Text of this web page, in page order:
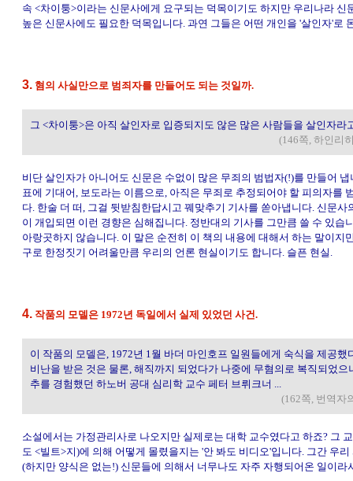
속 <차이퉁>이라는 신문사에게 요구되는 덕목이기도 하지만 우리나라 신
높은 신문사에도 필요한 덕목입니다. 과연 그들은 어떤 개인을 '살인자'로
3. 혐의 사실만으로 범죄자를 만들어도 되는 것일까.
그 <차이퉁>은 아직 살인자로 입증되지도 않은 많은 사람들을 살인자라
(146쪽, 하인리
비단 살인자가 아니어도 신문은 수없이 많은 무죄의 범법자(!)를 만들어
표에 기대어, 보도라는 이름으로, 아직은 무죄로 추정되어야 할 피의자를
다. 한술 더 떠, 그걸 뒷받침한답시고 꿰맞추기 기사를 쏟아냅니다. 신문사
이 개입되면 이런 경향은 심해집니다. 정반대의 기사를 그만큼 쓸 수 있습
아랑곳하지 않습니다. 이 말은 순전히 이 책의 내용에 대해서 하는 말이지
구로 한정짓기 어려울만큼 우리의 언론 현실이기도 합니다. 슬픈 현실
4. 작품의 모델은 1972년 독일에서 실제 있었던 사건.
이 작품의 모델은, 1972년 1월 바더 마인호프 일원들에게 숙식을 제공했
비난을 받은 것은 물론, 해직까지 되었다가 나중에 무혐의로 복직되었으
추를 경험했던 하노버 공대 심리학 교수 페터 브뤼크너 ...
(162쪽, 번역자
소설에서는 가정관리사로 나오지만 실제로는 대학 교수였다고 하죠? 그
도 <빌트>지)에 의해 어떻게 몰렸을지는 '안 봐도 비디오'입니다. 그간 우
(하지만 양식은 없는!) 신문들에 의해서 너무나도 자주 자행되어온 일이라